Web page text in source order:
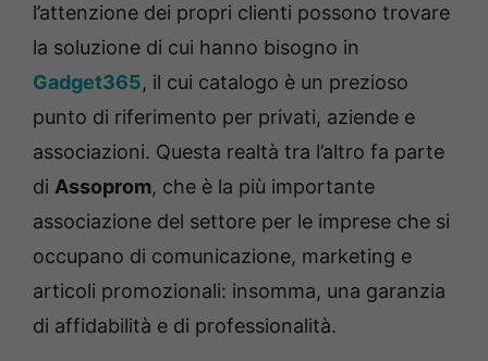
l’attenzione dei propri clienti possono trovare
la soluzione di cui hanno bisogno in
Gadget365, il cui catalogo è un prezioso
punto di riferimento per privati, aziende e
associazioni. Questa realtà tra l’altro fa parte
di Assoprom, che è la più importante
associazione del settore per le imprese che si
occupano di comunicazione, marketing e
articoli promozionali: insomma, una garanzia
di affidabilità e di professionalità.